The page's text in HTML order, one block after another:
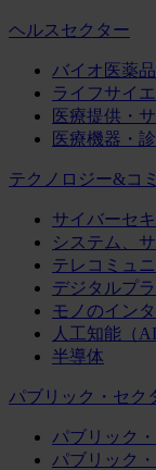
ヘルスセクター
バイオ医薬品
ライフサイ
医療提供・
医療機器・
テクノロジー&コ
サイバーセ
システム、
テレコミュ
デジタルプ
モノのイン
人工知能（AI
半導体
パブリック・セク
パブリック
パブリック